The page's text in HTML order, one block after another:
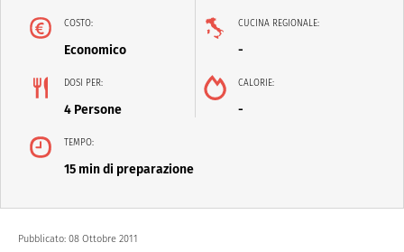
COSTO:
Economico
CUCINA REGIONALE:
-
DOSI PER:
4 Persone
CALORIE:
-
TEMPO:
15 min di preparazione
Pubblicato: 08 Ottobre 2011